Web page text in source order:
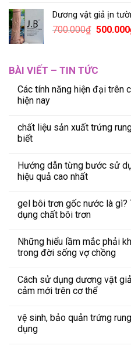
Dương vật giả ịn
700.000₫ 500.000
BÀI VIẾT – TIN TỨC
Các tính năng hiện đại trên
hiện nay
chất liệu sản xuất trứng
biết
Hướng dẫn từng bước sử
hiệu quả cao nhất
gel bôi trơn gốc nước là gì?
dụng chất bôi trơn
Những hiểu lầm mắc phải
trong đời sống vợ chồng
Cách sử dụng dương vật
cảm mới trên cơ thể
vệ sinh, bảo quản trứng
dụng